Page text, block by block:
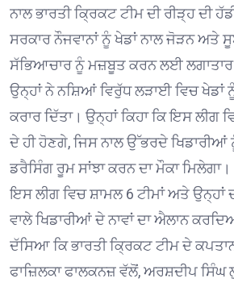
ਨਾਲ ਭਾਰਤੀ ਕ੍ਰਿਕਟ ਟੀਮ ਦੀ ਰੀੜ੍ਹ ਦੀ
ਸਰਕਾਰ ਨੌਜਵਾਨਾਂ ਨੂੰ ਖੇਡਾਂ ਨਾਲ ਜੋੜਨ ਅਤੇ
ਸੱਭਿਆਚਾਰ ਨੂੰ ਮਜ਼ਬੂਤ ਕਰਨ ਲਈ ਲਗਾਤਾਰ
ਉਨ੍ਹਾਂ ਨੇ ਨਸ਼ਿਆਂ ਵਿਰੁੱਧ ਲੜਾਈ ਵਿਚ ਖੇਡਾਂ
ਕਰਾਰ ਦਿੱਤਾ। ਉਨ੍ਹਾਂ ਕਿਹਾ ਕਿ ਇਸ ਲੀਗ
ਦੇ ਹੀ ਹੋਣਗੇ, ਜਿਸ ਨਾਲ ਉੱਭਰਦੇ ਖਿਡਾਰੀਆਂ
ਡਰੈਸਿੰਗ ਰੂਮ ਸਾਂਝਾ ਕਰਨ ਦਾ ਮੌਕਾ ਮਿਲੇਗਾ।
ਇਸ ਲੀਗ ਵਿਚ ਸ਼ਾਮਲ 6 ਟੀਮਾਂ ਅਤੇ ਉਨ੍ਹਾਂ
ਵਾਲੇ ਖਿਡਾਰੀਆਂ ਦੇ ਨਾਵਾਂ ਦਾ ਐਲਾਨ
ਦੱਸਿਆ ਕਿ ਭਾਰਤੀ ਕ੍ਰਿਕਟ ਟੀਮ ਦੇ
ਫਾਜ਼ਿਲਕਾ ਫਾਲਕਨਜ਼ ਵੱਲੋਂ, ਅਰਸ਼ਦੀਪ